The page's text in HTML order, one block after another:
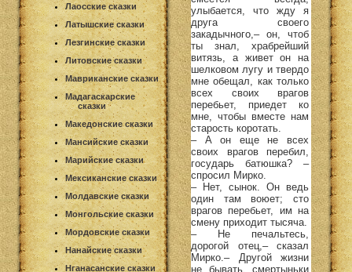
Лаосские сказки
Латышские сказки
Лезгинские сказки
Литовские сказки
Мавриканские сказки
Мадагаскарские
сказки
Македонские сказки
Мансийские сказки
Марийские сказки
Мексиканские сказки
Молдавские сказки
Монгольские сказки
Мордовские сказки
Нанайские сказки
Нганасанские сказки
улыбается, что жду я
друга своего
закадычного,– он, чтоб
ты знал, храбрейший
витязь, а живет он на
шелковом лугу и твердо
мне обещал, как только
всех своих врагов
перебьет, приедет ко
мне, чтобы вместе нам
старость коротать.
– А он еще не всех
своих врагов перебил,
государь батюшка? –
спросил Мирко.
– Нет, сынок. Он ведь
один там воюет; сто
врагов перебьет, им на
смену приходит тысяча.
– Не печальтесь,
дорогой отец,– сказал
Мирко.– Другой жизни
не бывать, смертыньки